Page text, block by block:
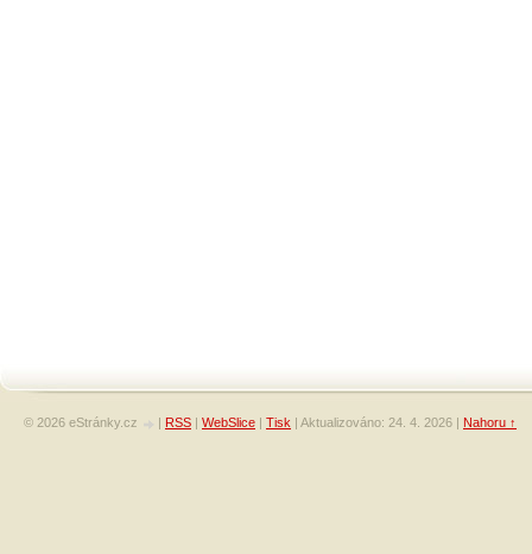
© 2026 eStránky.cz | RSS | WebSlice | Tisk | Aktualizováno: 24. 4. 2026 | Nahoru ↑